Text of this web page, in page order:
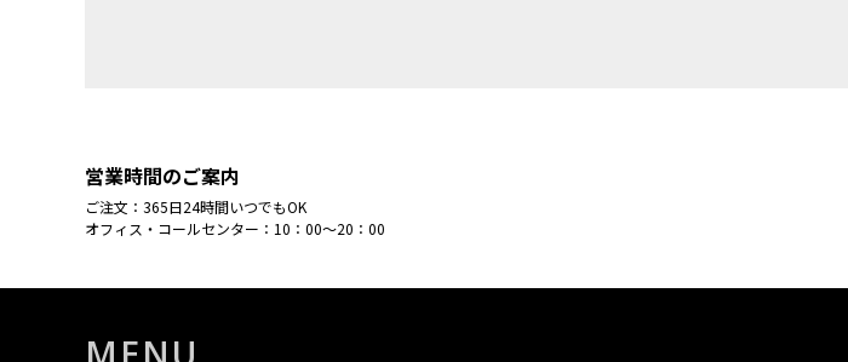
営業時間のご案内
ご注文：365日24時間いつでもOK
オフィス・コールセンター：10：00～20：00